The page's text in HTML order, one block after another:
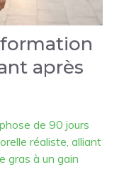
après
de 90 jours
réaliste, alliant
gras à un gain